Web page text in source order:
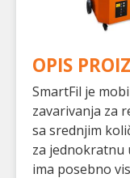
OPIS
SmartFil je
zavarivanja za
sa srednjim
za jednokratnu
ima posebno